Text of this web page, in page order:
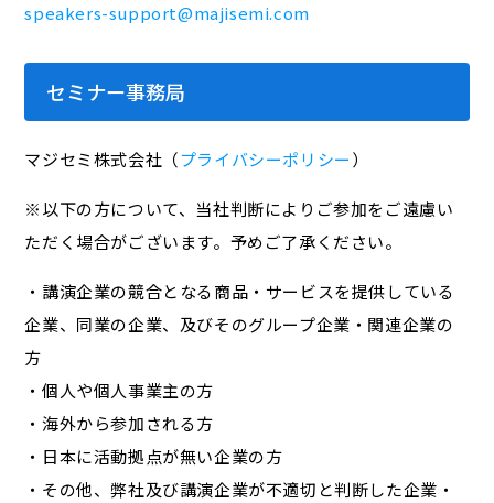
speakers-support@majisemi.com
セミナー事務局
マジセミ株式会社（プライバシーポリシー）
※以下の方について、当社判断によりご参加をご遠慮い
ただく場合がございます。予めご了承ください。
・講演企業の競合となる商品・サービスを提供している
企業、同業の企業、及びそのグループ企業・関連企業の
方
・個人や個人事業主の方
・海外から参加される方
・日本に活動拠点が無い企業の方
・その他、弊社及び講演企業が不適切と判断した企業・